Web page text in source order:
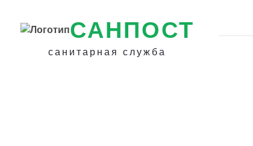
САНПОСТ
санитарная служба